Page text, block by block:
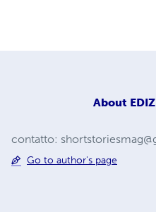
About
contatto:
Go to author's page